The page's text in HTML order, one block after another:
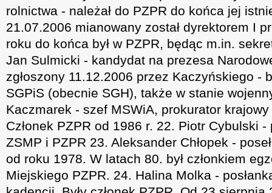
rolnictwa - należał do PZPR do końca jej
21.07.2006 mianowany został dyrektorem I
roku do końca był w PZPR, będąc m.in.
Jan Sulmicki - kandydat na prezesa
zgłoszony 11.12.2006 przez Kaczyńskiego -
SGPiS (obecnie SGH), także w stanie
Kaczmarek - szef MSWiA, prokurator
Członek PZPR od 1986 r. 22. Piotr Cybulski -
ZSMP i PZPR 23. Aleksander Chłopek -
od roku 1978. W latach 80. był członkiem
Miejskiego PZPR. 24. Halina Molka -